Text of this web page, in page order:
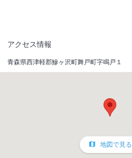
アクセス情報
青森県西津軽郡鰺ヶ沢町舞戸町字鳴戸１
地図で見る